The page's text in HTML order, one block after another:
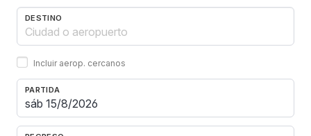
DESTINO
Incluir aerop. cercanos
PARTIDA